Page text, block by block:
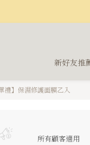
新好友推
禮】保濕修護面膜乙入
所有顧客適用